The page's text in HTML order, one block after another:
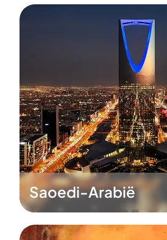
Saoedi-Arabië